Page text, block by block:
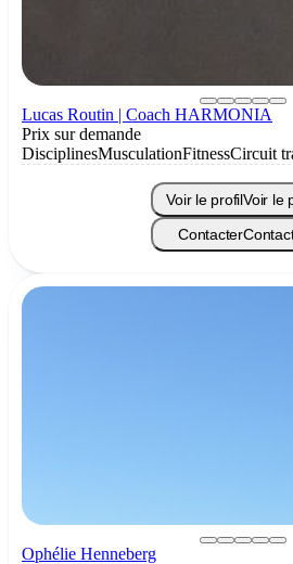
Lucas Routin | Coach HARMONIA
Prix sur demande
DisciplinesMusculationFitnessCircuit
Voir le profilVoir le
Contacter
Ophélie Henneberg